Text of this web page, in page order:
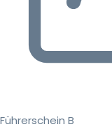
Führerschein B